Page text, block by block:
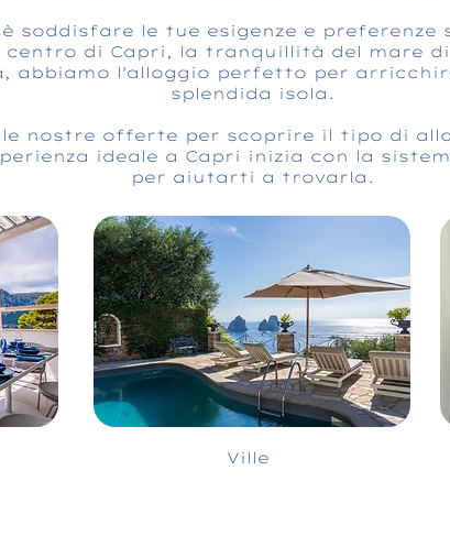
soddisfare le tue esigenze e preferenze
centro di Capri, la tranquillità del mare
abbiamo l'alloggio perfetto per
splendida isola.
nostre offerte per scoprire il tipo di
ideale a Capri inizia con la
per aiutarti a trovarla.
Ville